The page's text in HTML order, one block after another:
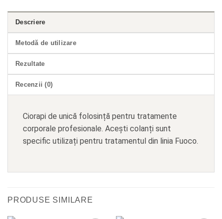
Descriere
Metodă de utilizare
Rezultate
Recenzii (0)
Ciorapi de unică folosință pentru tratamente
corporale profesionale. Acești colanți sunt
specific utilizați pentru tratamentul din linia Fuoco.
PRODUSE SIMILARE